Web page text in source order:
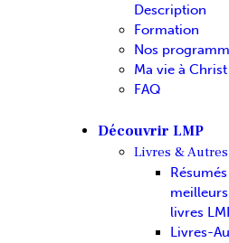
Description
Formation
Nos
Ma vie à Christ
FAQ
Découvrir LMP
Livres & Autres
livres
Livres-